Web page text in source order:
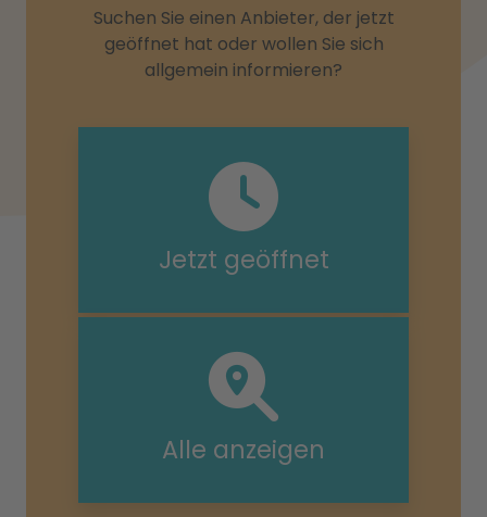
Suchen Sie einen Anbieter, der jetzt
geöffnet hat oder wollen Sie sich
allgemein informieren?
Jetzt geöffnet
Alle anzeigen